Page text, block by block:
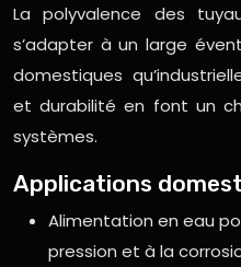
La polyvalence des
s’adapter à un large
domestiques
et durabilité en font un
systèmes.
Applications
Alimentation en eau
pression et à la